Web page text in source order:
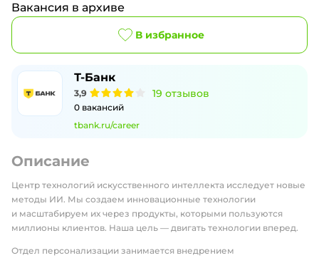
Вакансия в архиве
В избранное
Т-Банк
3,9 19 отзывов
0 вакансий
tbank.ru/career
Описание
Центр технологий искусственного интеллекта исследует новые
методы ИИ. Мы создаем инновационные технологии
и масштабируем их через продукты, которыми пользуются
миллионы клиентов. Наша цель — двигать технологии вперед.
Отдел персонализации занимается внедрением